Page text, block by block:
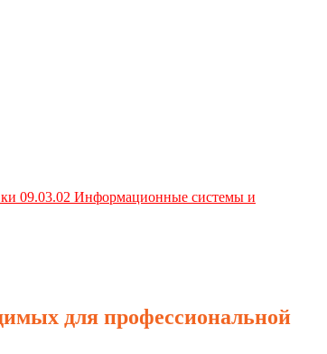
09.03.02 Информационные системы и
для профессиональной